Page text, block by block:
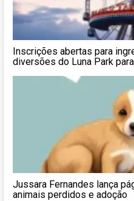
Inscrições abertas para
diversões do Luna Park
Jussara Fernandes lança
animais perdidos e adoção